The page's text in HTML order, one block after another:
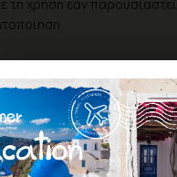
τη χρήση εάν παρουσιαστεί
1 ΈΩΣ 5 ΕΡΓΆΣΙΜΕΣ